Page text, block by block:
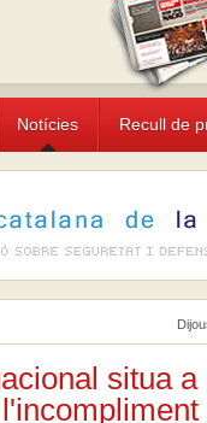
Notícies Recull de
situa